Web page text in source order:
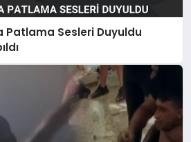
Patlama Sesleri Duyuldu